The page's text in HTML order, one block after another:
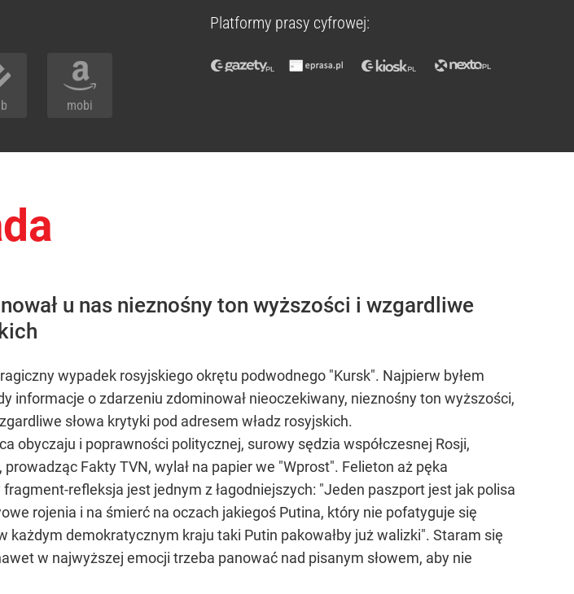
mobi
Platformy prasy cyfrowej:
u nas nieznośny ton wyższości i wzgardliwe
wypadek rosyjskiego okrętu podwodnego "Kursk". Najpierw byłem
informacje o zdarzeniu zdominował nieoczekiwany, nieznośny ton wyższości,
słowa krytyki pod adresem władz rosyjskich.
obyczaju i poprawności politycznej, surowy sędzia współczesnej Rosji,
Fakty TVN, wylał na papier we "Wprost". Felieton aż pęka
refleksja jest jednym z łagodniejszych: "Jeden paszport jest jak polisa
rojenia i na śmierć na oczach jakiegoś Putina, który nie pofatyguje się
demokratycznym kraju taki Putin pakowałby już walizki". Staram się
w najwyższej emocji trzeba panować nad pisanym słowem, aby nie